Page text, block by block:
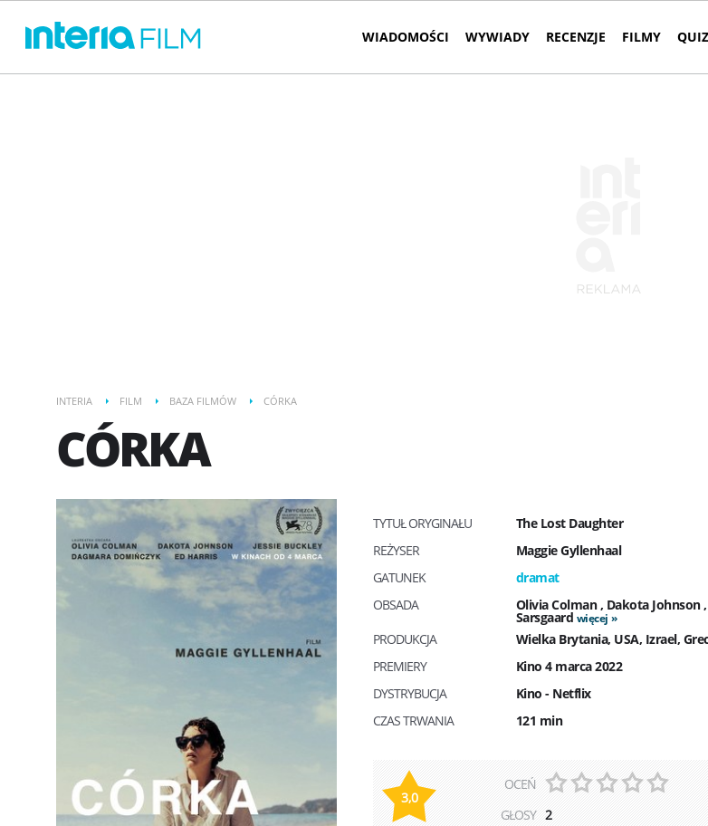
WIADOMOŚCI WYWIADY RECENZJE FILMY
INTERIA FILM BAZA FILMÓW CÓRKA
CÓRKA
TYTUŁ ORYGINAŁU
The Lost Daughter
REŻYSER
Maggie Gyllenhaal
GATUNEK
dramat
OBSADA
Olivia Colman , Dakota Johnson,
Sarsgaard więcej
PRODUKCJA
Wielka Brytania, USA, Izrael,
PREMIERY
Kino 4 marca 2022
DYSTRYBUCJA
Kino - Netflix
CZAS TRWANIA
121 min
3,0
OCEŃ
GŁOSY 2